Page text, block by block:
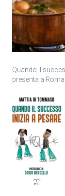
Quando il
presenta a